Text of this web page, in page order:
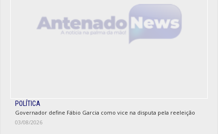
POLÍTICA
Governador define Fábio Garcia como vice na disputa pela reeleição
03/08/2026